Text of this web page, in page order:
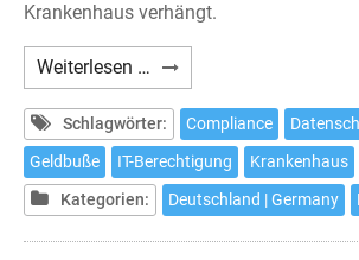
Krankenhaus verhängt.
Weiterlesen … DSGVO-
Verstoß:
Erste
empfindliche
Geldbuße
gegen
Krankenhaus
Schlagwörter: Compliance
Geldbuße
IT-Berechtigung Krankenhaus
Kategorien:
Deutschland | Germany